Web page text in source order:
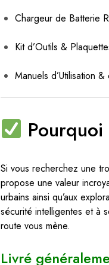
Chargeur de Batterie
Kit d’Outils &
Manuels d’Utilisation
Si vous recherchez une
propose une valeur
urbains ainsi qu’aux
sécurité intelligentes et à
route vous mène.
Livré